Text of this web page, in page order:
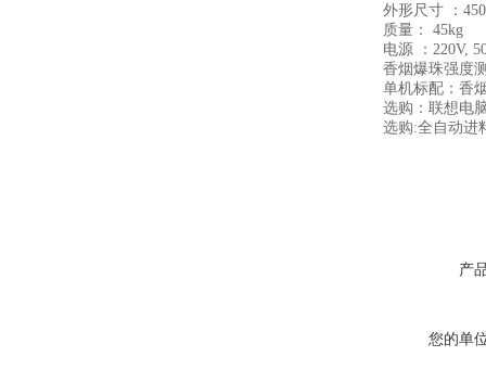
外形尺寸 ：
质量： 45kg
电源 ：220V,
香烟爆珠强度测
单机标配：香烟
选购：联想电脑,
选购:全自动进料
产
您的单